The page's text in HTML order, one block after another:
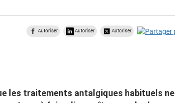
Autoriser Autoriser Autoriser
les traitements antalgiques habituels ne